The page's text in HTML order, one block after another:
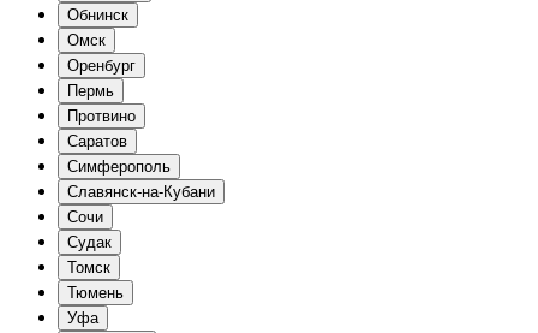
Обнинск
Омск
Оренбург
Пермь
Протвино
Саратов
Симферополь
Славянск-на-Кубани
Сочи
Судак
Томск
Тюмень
Уфа